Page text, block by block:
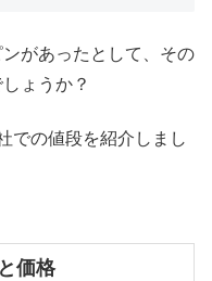
があったとして、その
ょうか？
での値段を紹介しまし
価格